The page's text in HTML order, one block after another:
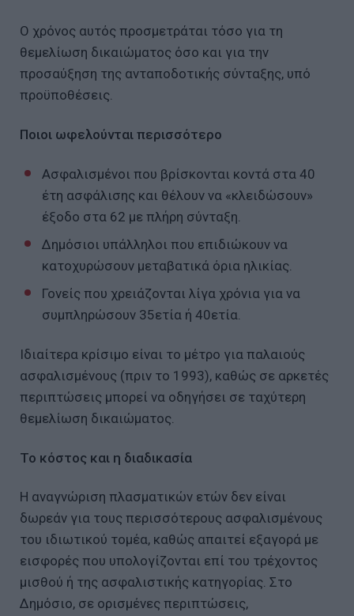
Ο χρόνος αυτός προσμετράται τόσο για τη
θεμελίωση δικαιώματος όσο και για την
προσαύξηση της ανταποδοτικής σύνταξης, υπό
προϋποθέσεις.
Ποιοι ωφελούνται περισσότερο
Ασφαλισμένοι που βρίσκονται κοντά στα 40
έτη ασφάλισης και θέλουν να «κλειδώσουν»
έξοδο στα 62 με πλήρη σύνταξη.
Δημόσιοι υπάλληλοι που επιδιώκουν να
κατοχυρώσουν μεταβατικά όρια ηλικίας.
Γονείς που χρειάζονται λίγα χρόνια για να
συμπληρώσουν 35ετία ή 40ετία.
Ιδιαίτερα κρίσιμο είναι το μέτρο για παλαιούς
ασφαλισμένους (πριν το 1993), καθώς σε αρκετές
περιπτώσεις μπορεί να οδηγήσει σε ταχύτερη
θεμελίωση δικαιώματος.
Το κόστος και η διαδικασία
Η αναγνώριση πλασματικών ετών δεν είναι
δωρεάν για τους περισσότερους ασφαλισμένους
του ιδιωτικού τομέα, καθώς απαιτεί εξαγορά με
εισφορές που υπολογίζονται επί του τρέχοντος
μισθού ή της ασφαλιστικής κατηγορίας. Στο
Δημόσιο, σε ορισμένες περιπτώσεις,